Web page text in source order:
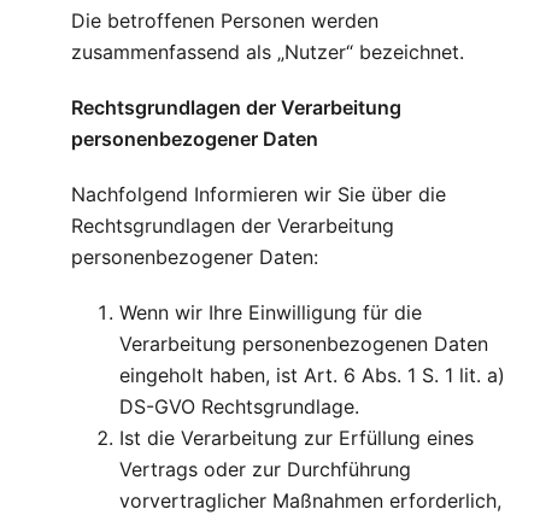
Die betroffenen Personen werden
zusammenfassend als „Nutzer“ bezeichnet.
Rechtsgrundlagen der Verarbeitung
personenbezogener Daten
Nachfolgend Informieren wir Sie über die
Rechtsgrundlagen der Verarbeitung
personenbezogener Daten:
Wenn wir Ihre Einwilligung für die
Verarbeitung personenbezogenen Daten
eingeholt haben, ist Art. 6 Abs. 1 S. 1 lit. a)
DS-GVO Rechtsgrundlage.
Ist die Verarbeitung zur Erfüllung eines
Vertrags oder zur Durchführung
vorvertraglicher Maßnahmen erforderlich,